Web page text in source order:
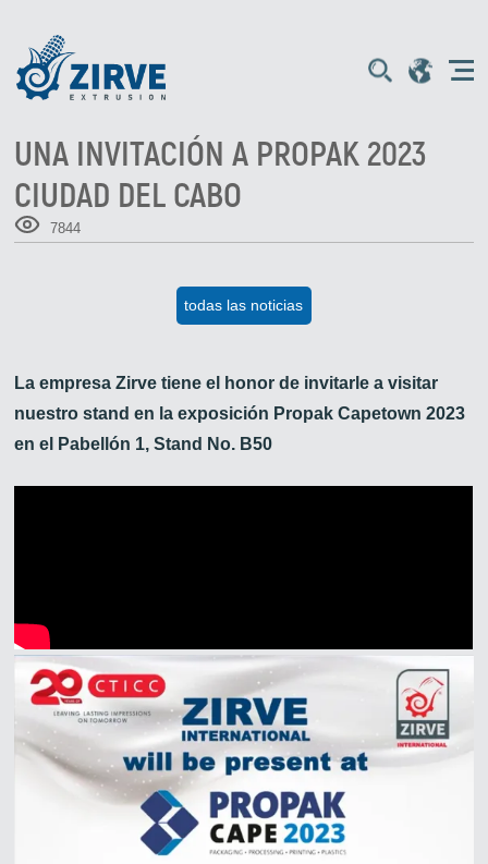
UNA INVITACIÓN A PROPAK 2023
CIUDAD DEL CABO
7844
todas las noticias
La empresa Zirve tiene el honor de invitarle a visitar
nuestro stand en la exposición Propak Capetown 2023
en el Pabellón 1, Stand No. B50